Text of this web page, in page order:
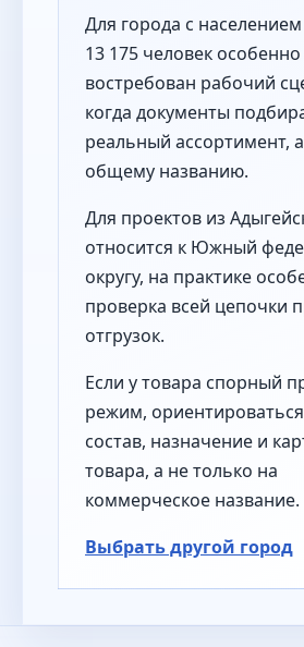
Для города с
13 175 человек особенно
востребован рабочий
когда документы
реальный ассортимент,
общему названию.
Для проектов из
относится к Южный
округу, на практике
проверка всей цепочки
отгрузок.
Если у товара спорный
режим,
состав, назначение и
товара, а не только на
коммерческое название.
Выбрать другой город